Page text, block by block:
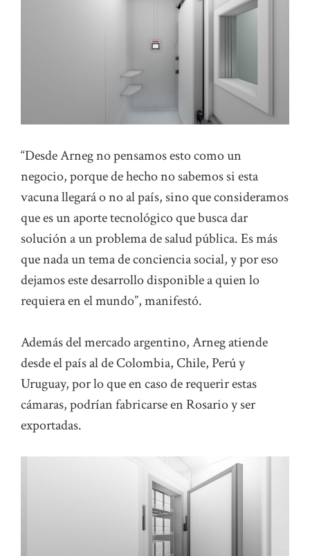
“Desde Arneg no pensamos esto como un
negocio, porque de hecho no sabemos si esta
vacuna llegará o no al país, sino que consideramos
que es un aporte tecnológico que busca dar
solución a un problema de salud pública. Es más
que nada un tema de conciencia social, y por eso
dejamos este desarrollo disponible a quien lo
requiera en el mundo”, manifestó.
Además del mercado argentino, Arneg atiende
desde el país al de Colombia, Chile, Perú y
Uruguay, por lo que en caso de requerir estas
cámaras, podrían fabricarse en Rosario y ser
exportadas.